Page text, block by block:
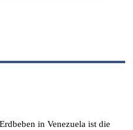
in Venezuela ist die